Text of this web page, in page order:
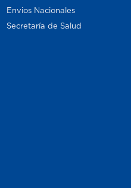
Envios Nacionales
Secretaría de Salud